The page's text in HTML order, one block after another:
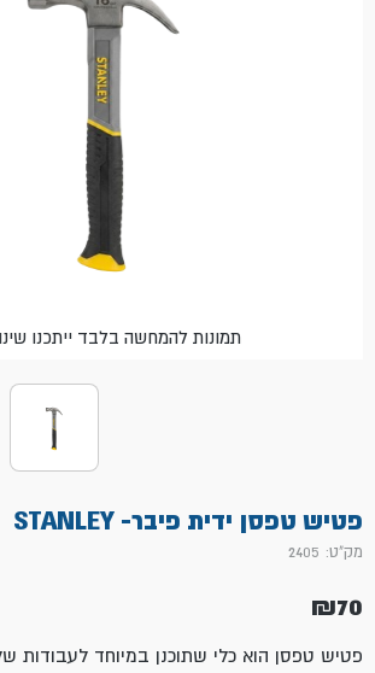
פטיש טפסן ידית פיבר- STANLEY
מק"ט: 2405
₪70
פטיש טפסן הוא כלי שתוכנן במיוחד לעבודות
*תמונות להמחשה בלבד ייתכנו